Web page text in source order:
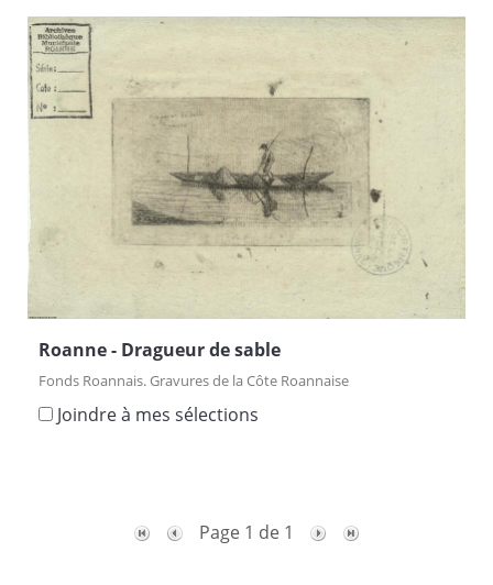
Roanne - Dragueur de sable
Fonds Roannais. Gravures de la Côte Roannaise
Joindre à mes sélections
Page 1 de 1